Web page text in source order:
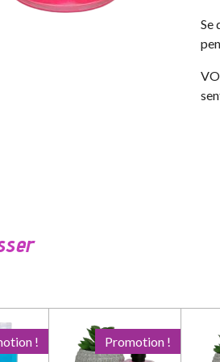
Se
! Promotion !